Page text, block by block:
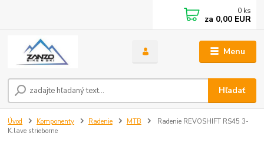
Menu
Hľadať
0 ks
za 0,00 EUR
Úvod Komponenty Radenie MTB
Radenie REVOSHIFT RS45 3-
K.lave strieborne